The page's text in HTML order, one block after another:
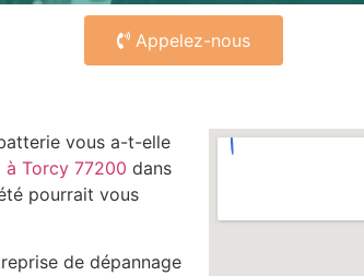
Appelez-nous
vous a-t-elle
Torcy 77200 dans
pourrait vous
de dépannage